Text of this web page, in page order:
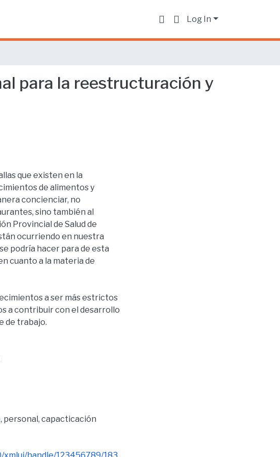
Log In
para la reestructuración y
que existen en la
de alimentos y
concienciar, no
sino también al
Provincial de Salud de
ocurriendo en nuestra
podría hacer para de esta
cuanto a la materia de
a ser más estrictos
a contribuir con el desarrollo
de trabajo.
, personal, capacticación